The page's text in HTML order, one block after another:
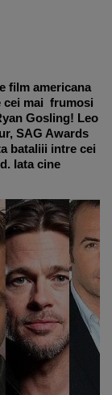
film americana
cei mai frumosi
Gosling! Leo
SAG Awards
bataliii intre cei
Iata cine